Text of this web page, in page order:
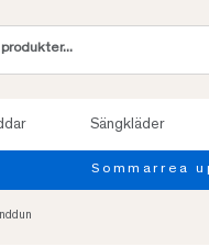
Sängkläder